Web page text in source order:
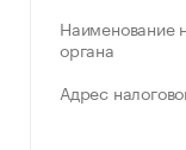
Наименование
органа
Адрес